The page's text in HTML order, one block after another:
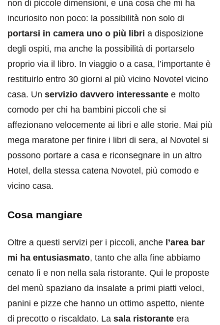
non di piccole dimensioni, e una cosa che mi ha
incuriosito non poco: la possibilità non solo di
portarsi in camera uno o più libri a disposizione
degli ospiti, ma anche la possibilità di portarselo
proprio via il libro. In viaggio o a casa, l’importante è
restituirlo entro 30 giorni al più vicino Novotel vicino
casa. Un servizio davvero interessante e molto
comodo per chi ha bambini piccoli che si
affezionano velocemente ai libri e alle storie. Mai più
mega maratone per finire i libri di sera, al Novotel si
possono portare a casa e riconsegnare in un altro
Hotel, della stessa catena Novotel, più comodo e
vicino casa.
Cosa mangiare
Oltre a questi servizi per i piccoli, anche l’area bar
mi ha entusiasmato, tanto che alla fine abbiamo
cenato lì e non nella sala ristorante. Qui le proposte
del menù spaziano da insalate a primi piatti veloci,
panini e pizze che hanno un ottimo aspetto, niente
di precotto o riscaldato. La sala ristorante era